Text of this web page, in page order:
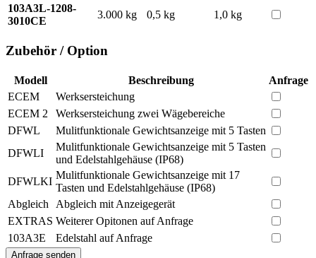
103A3L-1208-
3010CE
3.000 kg 0,5 kg 1,0 kg
Zubehör / Option
Modell Beschreibung
Anfrage
ECEM
Werksersteichung
ECEM 2
Werksersteichung zwei Wägebereiche
DFWL
Mulitfunktionale Gewichtsanzeige mit 5 Tasten
DFWLI
Mulitfunktionale Gewichtsanzeige mit 5 Tasten
und Edelstahlgehäuse (IP68)
DFWLKI
Mulitfunktionale Gewichtsanzeige mit 17
Tasten und Edelstahlgehäuse (IP68)
Abgleich
Abgleich mit Anzeigegerät
EXTRAS Weiterer Opitonen auf Anfrage
103A3E
Edelstahl auf Anfrage